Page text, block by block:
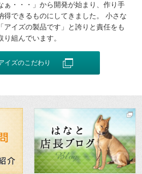
ぁ・・・」から開発が始まり、作り手
得できるものにしてきました。 小さな
アイズの製品です」と誇りと責任をも
組んでいます。
イズのこだわり